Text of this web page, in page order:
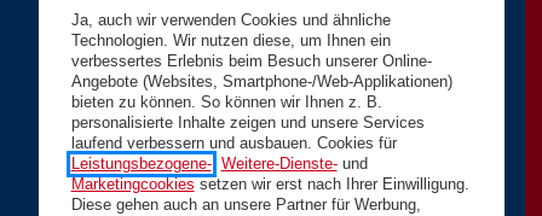
Ja, auch wir verwenden Cookies und ähnliche
Technologien. Wir nutzen diese, um Ihnen ein
verbessertes Erlebnis beim Besuch unserer Online-
Angebote (Websites, Smartphone-/Web-Applikationen)
bieten zu können. So können wir Ihnen z. B.
personalisierte Inhalte zeigen und unsere Services
laufend verbessern und ausbauen. Cookies für
Leistungsbezogene-, Weitere-Dienste-und
Marketingcookies setzen wir erst nach Ihrer Einwilligung.
Diese gehen auch an unsere Partner für Werbung,